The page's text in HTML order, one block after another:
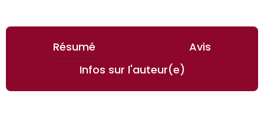
Résumé
Avis
Infos sur l'auteur(e)